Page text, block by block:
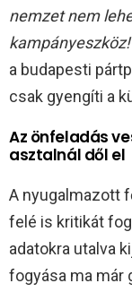
nemzet nem
a budapesti
csak gyengíti a
Az önfeladás
asztalnál dől el
A nyugalmazott
felé is kritikát
adatokra utalva
fogyása ma már